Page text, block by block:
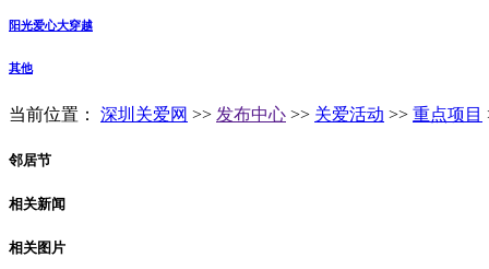
阳光爱心大穿越
其他
当前位置： 深圳关爱网 >> 发布中心 >> 关爱活动 >> 重点项目
邻居节
相关新闻
相关图片